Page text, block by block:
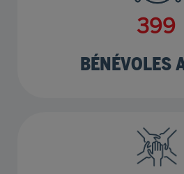
483
BÉNÉVOLES